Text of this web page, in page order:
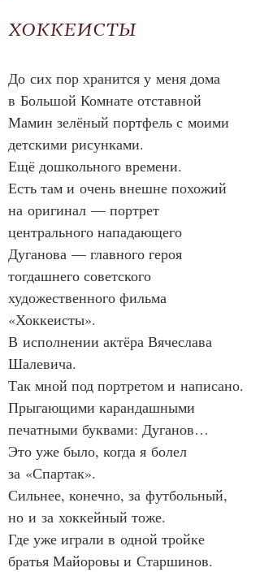
ХОККЕИСТЫ
До сих пор хранится у меня дома
в Большой Комнате отставной
Мамин зелёный портфель с моими
детскими рисунками.
Ещё дошкольного времени.
Есть там и очень внешне похожий
на оригинал — портрет
центрального нападающего
Дуганова — главного героя
тогдашнего советского
художественного фильма
«Хоккеисты».
В исполнении актёра Вячеслава
Шалевича.
Так мной под портретом и написано.
Прыгающими карандашными
печатными буквами: Дуганов…
Это уже было, когда я болел
за «Спартак».
Сильнее, конечно, за футбольный,
но и за хоккейный тоже.
Где уже играли в одной тройке
братья Майоровы и Старшинов.